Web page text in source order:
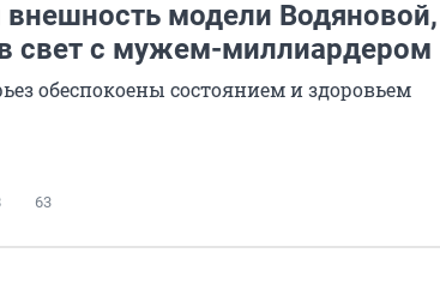
внешность модели Водяновой,
свет с мужем-миллиардером
обеспокоены состоянием и здоровьем
63